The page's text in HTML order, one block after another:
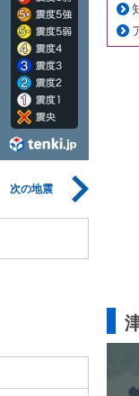
次の地震